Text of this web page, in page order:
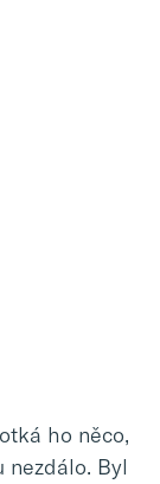
ho něco,
nezdálo. Byl